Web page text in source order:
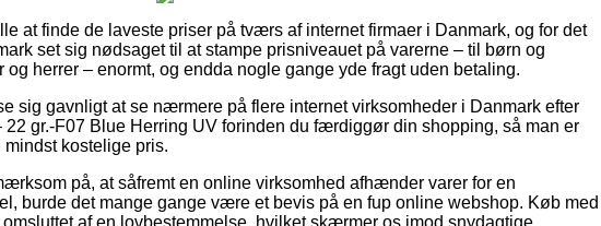
at finde de laveste priser på tværs af internet firmaer i Danmark, og for det
set sig nødsaget til at stampe prisniveauet på varerne – til børn og
og herrer – enormt, og endda nogle gange yde fragt uden betaling.
sig gavnligt at se nærmere på flere internet virksomheder i Danmark efter
gr.-F07 Blue Herring UV forinden du færdiggør din shopping, så man er
kostelige pris.
på, at såfremt en online virksomhed afhænder varer for en
burde det mange gange være et bevis på en fup online webshop. Køb med
af en lovbestemmelse, hvilket skærmer os imod snydagtige